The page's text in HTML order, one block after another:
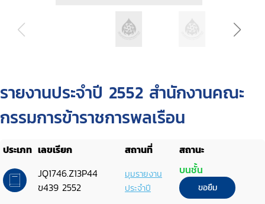
รายงานประจำปี 2552 สำนักงานคณะ
กรรมการข้าราชการพลเรือน
ประเภท เลขเรียก สถานที่
สถานะ
JQ1746.Z13P44
ข439 2552
มุมรายงาน
ประจำปี
บนชั้น
ขอยืม